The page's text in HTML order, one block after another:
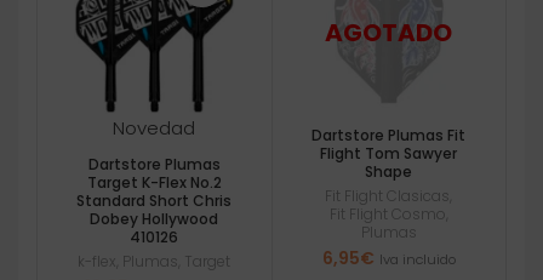
Novedad
Dartstore Plumas
Target K-Flex No.2
Standard Short Chris
Dobey Hollywood
410126
k-flex Plumas Target
Dartstore Plumas Fit
Flight Tom Sawyer
Shape
Fit Flight Clasicas
Fit Flight Cosmo
Plumas
6,95€ Iva incluido